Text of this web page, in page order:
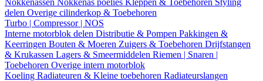
Nokkenassen Nokkenas poelies Kleppen & Toebehoren Styling
delen Overige cilinderkop & Toebehoren
Turbo | Compressor | NOS
Interne motorblok delen Distributie & Pompen Pakkingen &
Keerringen Bouten & Moeren Zuigers & Toebehoren Drijfstangen
& Krukassen Lagers & Smeermiddelen Riemen | Snaren |
Toebehoren Overige intern motorblok
Koeling Radiateuren & Kleine toebehoren Radiateurslangen